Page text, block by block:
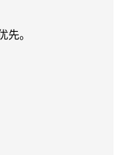
先。